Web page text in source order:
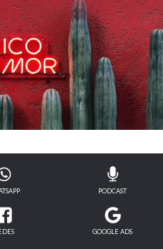
PODCAST
GOOGLE ADS